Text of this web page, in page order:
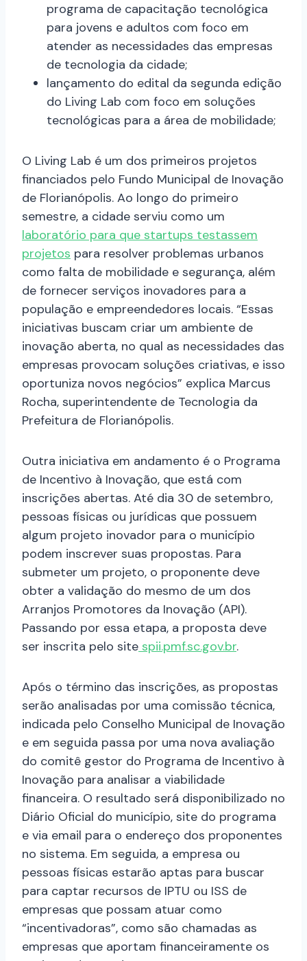
programa de capacitação tecnológica
para jovens e adultos com foco em
atender as necessidades das empresas
de tecnologia da cidade;
lançamento do edital da segunda edição
do Living Lab com foco em soluções
tecnológicas para a área de mobilidade;
O Living Lab é um dos primeiros projetos
financiados pelo Fundo Municipal de Inovação
de Florianópolis. Ao longo do primeiro
semestre, a cidade serviu como um
laboratório para que startups testassem
projetos para resolver problemas urbanos
como falta de mobilidade e segurança, além
de fornecer serviços inovadores para a
população e empreendedores locais. “Essas
iniciativas buscam criar um ambiente de
inovação aberta, no qual as necessidades das
empresas provocam soluções criativas, e isso
oportuniza novos negócios” explica Marcus
Rocha, superintendente de Tecnologia da
Prefeitura de Florianópolis.
Outra iniciativa em andamento é o Programa
de Incentivo à Inovação, que está com
inscrições abertas. Até dia 30 de setembro,
pessoas físicas ou jurídicas que possuem
algum projeto inovador para o município
podem inscrever suas propostas. Para
submeter um projeto, o proponente deve
obter a validação do mesmo de um dos
Arranjos Promotores da Inovação (API).
Passando por essa etapa, a proposta deve
ser inscrita pelo site spii.pmf.sc.gov.br.
Após o término das inscrições, as propostas
serão analisadas por uma comissão técnica,
indicada pelo Conselho Municipal de Inovação
e em seguida passa por uma nova avaliação
do comitê gestor do Programa de Incentivo à
Inovação para analisar a viabilidade
financeira. O resultado será disponibilizado no
Diário Oficial do município, site do programa
e via email para o endereço dos proponentes
no sistema. Em seguida, a empresa ou
pessoas físicas estarão aptas para buscar
para captar recursos de IPTU ou ISS de
empresas que possam atuar como
“incentivadoras”, como são chamadas as
empresas que aportam financeiramente os